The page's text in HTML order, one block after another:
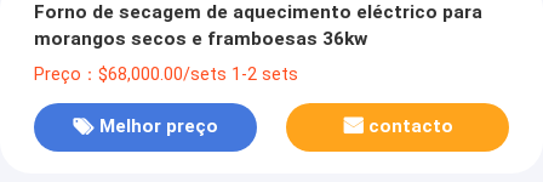
Forno de secagem de aquecimento eléctrico para
morangos secos e framboesas 36kw
Preço：$68,000.00/sets 1-2 sets
Melhor preço contacto